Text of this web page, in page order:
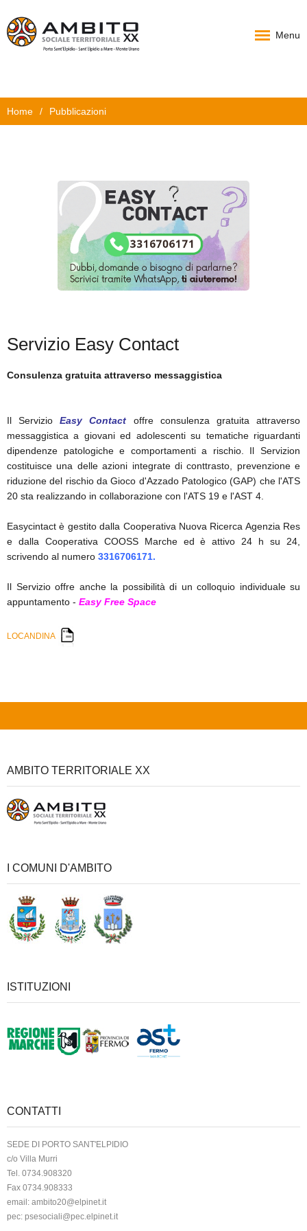
Menu
Home
Chi Siamo
Progetti
News
Documenti
Carta Servizi
Contatti
SICARE
ACCESSO PER FORNITORI
Home / Pubblicazioni
Servizio Easy Contact
Consulenza gratuita attraverso messaggistica
Il ServizioEasy Contact offre consulenza gratuita attraverso
messaggistica a giovani ed adolescenti su tematiche riguardanti
dipendenze patologiche e comportamenti a rischio. Il Servizion
costituisce una delle azioni integrate di conttrasto, prevenzione e
riduzione del rischio da Gioco d'Azzado Patologico (GAP) che l'ATS
20 sta realizzando in collaborazione con l'ATS 19 e l'AST 4.
Easycintact è gestito dalla Cooperativa Nuova Ricerca Agenzia Res
e dalla Cooperativa COOSS Marche ed è attivo 24 h su 24,
scrivendo al numero 3316706171.
Il Servizio offre anche la possibilità di un colloquio individuale su
appuntamento - Easy Free Space
LOCANDINA
AMBITO TERRITORIALE XX
I COMUNI D'AMBITO
ISTITUZIONI
CONTATTI
SEDE DI PORTO SANT'ELPIDIO
c/o Villa Murri
Tel. 0734.908320
Fax 0734.908333
email: ambito20@elpinet.it
pec: psesociali@pec.elpinet.it